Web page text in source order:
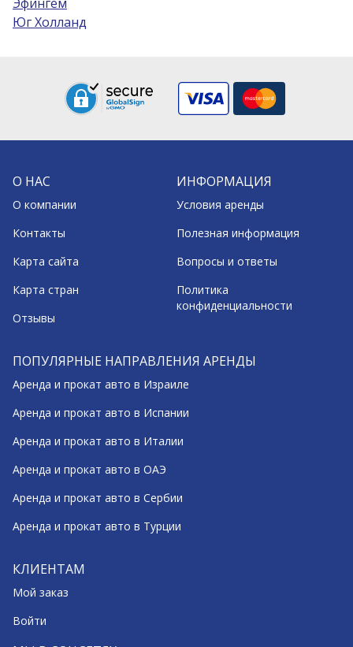
Юг Холланд
О НАС
О компании
Контакты
Карта сайта
Карта стран
Отзывы
ИНФОРМАЦИЯ
Условия аренды
Полезная информация
Вопросы и ответы
Политика
конфиденциальности
ПОПУЛЯРНЫЕ НАПРАВЛЕНИЯ АРЕНДЫ
Аренда и прокат авто в Израиле
Аренда и прокат авто в Испании
Аренда и прокат авто в Италии
Аренда и прокат авто в ОАЭ
Аренда и прокат авто в Сербии
Аренда и прокат авто в Турции
КЛИЕНТАМ
Мой заказ
Войти